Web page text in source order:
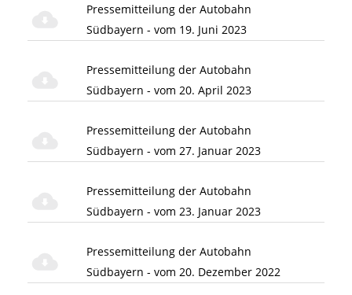
Pressemitteilung der Autobahn
Südbayern - vom 19. Juni 2023
Pressemitteilung der Autobahn
Südbayern - vom 20. April 2023
Pressemitteilung der Autobahn
Südbayern - vom 27. Januar 2023
Pressemitteilung der Autobahn
Südbayern - vom 23. Januar 2023
Pressemitteilung der Autobahn
Südbayern - vom 20. Dezember 2022